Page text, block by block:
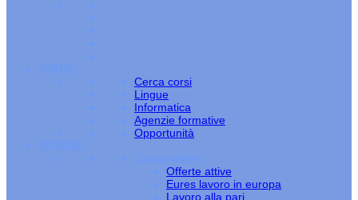
CORSI
Cerca corsi
Lingue
Informatica
Agenzie formative
Opportunità
ESTERO
Lavoro estero
Offerte attive
Eures lavoro in europa
Lavoro alla pari